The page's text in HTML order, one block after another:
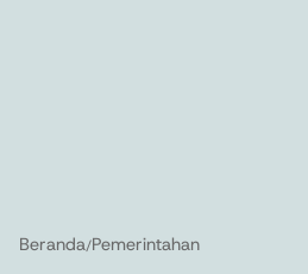
Beranda/Pemerintahan